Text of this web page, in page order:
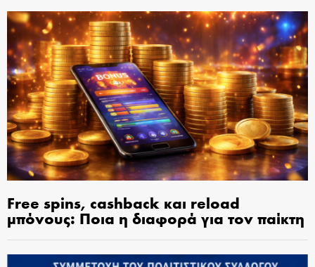
Free spins, cashback και reload
μπόνους: Ποια η διαφορά για τον παίκτη